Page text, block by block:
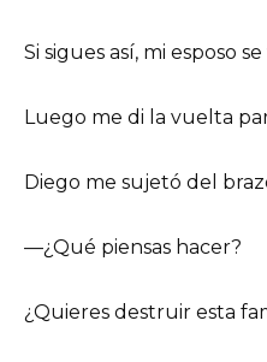
Si sigues así, mi esposo
Luego me di la vuelta
Diego me sujetó del
—¿Qué piensas hacer?
¿Quieres destruir esta